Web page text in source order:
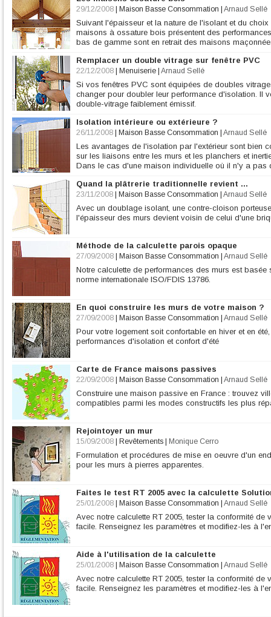
29/12/2008 Maison Basse Consommation Arnaud Sellé
Suivant l'épaisseur et la nature de l'isolant et du
maisons à ossature bois présentent des
bas de gamme sont en retrait des maisons
Remplacer un double vitrage sur fenêtre PVC
22/12/2008 Menuiserie Arnaud Sellé
Si vos fenêtres PVC sont équipées de doubles
changer pour doubler leur performance d'isolation. Il
double-vitrage faiblement émissif.
Isolation intérieure ou extérieure ?
26/11/2008 Maison Basse Consommation Arnaud Sellé
Les avantages de l'isolation par l'extérieur sont bien
sur les liaisons entre les murs et les planchers et
Dans le cas d'une maison individuelle où il n'y a pas
Quand la plâtrerie traditionnelle revient ...
23/11/2008 Maison Basse Consommation Arnaud Sellé
Avec un doublage isolant, une contre-cloison
l'épaisseur des murs devient voisin de celui d'une
Méthode de la calculette parois opaque
27/09/2008 Maison Basse Consommation Arnaud Sellé
Notre calculette de performances des murs est basée
norme internationale ISO/FDIS 13786.
En quoi construire les murs de votre maison ?
27/09/2008 Maison Basse Consommation Arnaud Sellé
Pour votre logement soit confortable en hiver et en
performances d'isolation et confort d'été
Carte de France maisons passives
22/09/2008 Maison Basse Consommation Arnaud Sellé
Construire une maison passive en France : trouvez
compatibles parmi les modes constructifs les plus
Rejointoyer un mur
15/09/2008 Revêtements Monique Cerro
Formulation et procédures de mise en oeuvre d'un
pour les murs à pierres apparentes.
Faites le test RT 2005 avec la calculette
25/01/2008 Maison Basse Consommation Arnaud Sellé
Avec notre calculette RT 2005, tester la conformité de
facile. Renseignez les paramètres et modifiez-les à
Aide à l'utilisation de la calculette
25/01/2008 Maison Basse Consommation Arnaud Sellé
Avec notre calculette RT 2005, tester la conformité de
facile. Renseignez les paramètres et modifiez-les à